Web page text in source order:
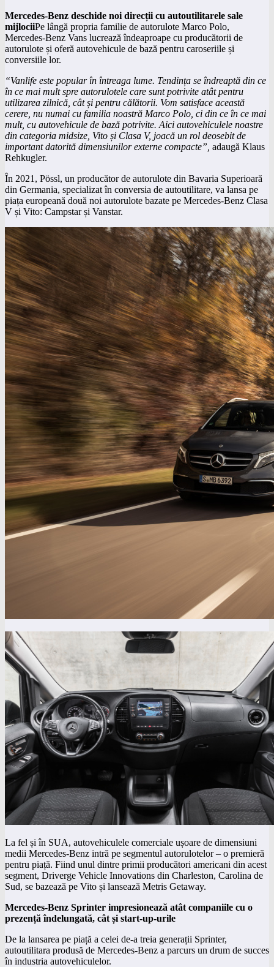
Mercedes-Benz deschide noi direcții cu autoutilitarele sale
mijlociiPe lângă propria familie de autorulote Marco Polo,
Mercedes-Benz Vans lucrează îndeaproape cu producătorii de
autorulote și oferă autovehicule de bază pentru caroseriile și
conversiile lor.
“Vanlife este popular în întreaga lume. Tendința se îndreaptă din ce
în ce mai mult spre autorulotele care sunt potrivite atât pentru
utilizarea zilnică, cât și pentru călătorii. Vom satisface această
cerere, nu numai cu familia noastră Marco Polo, ci din ce în ce mai
mult, cu autovehicule de bază potrivite. Aici autovehiculele noastre
din categoria midsize, Vito și Clasa V, joacă un rol deosebit de
important datorită dimensiunilor externe compacte”, adaugă Klaus
Rehkugler.
În 2021, Pössl, un producător de autorulote din Bavaria Superioară
din Germania, specializat în conversia de autoutilitare, va lansa pe
piața europeană două noi autorulote bazate pe Mercedes-Benz Clasa
V și Vito: Campstar și Vanstar.
La fel și în SUA, autovehiculele comerciale ușoare de dimensiuni
medii Mercedes-Benz intră pe segmentul autorulotelor – o premieră
pentru piață. Fiind unul dintre primii producători americani din acest
segment, Driverge Vehicle Innovations din Charleston, Carolina de
Sud, se bazează pe Vito și lansează Metris Getaway.
Mercedes-Benz Sprinter impresionează atât companiile cu o
prezență îndelungată, cât și start-up-urile
De la lansarea pe piață a celei de-a treia generații Sprinter,
autoutilitara produsă de Mercedes-Benz a parcurs un drum de succes
în industria autovehiculelor.